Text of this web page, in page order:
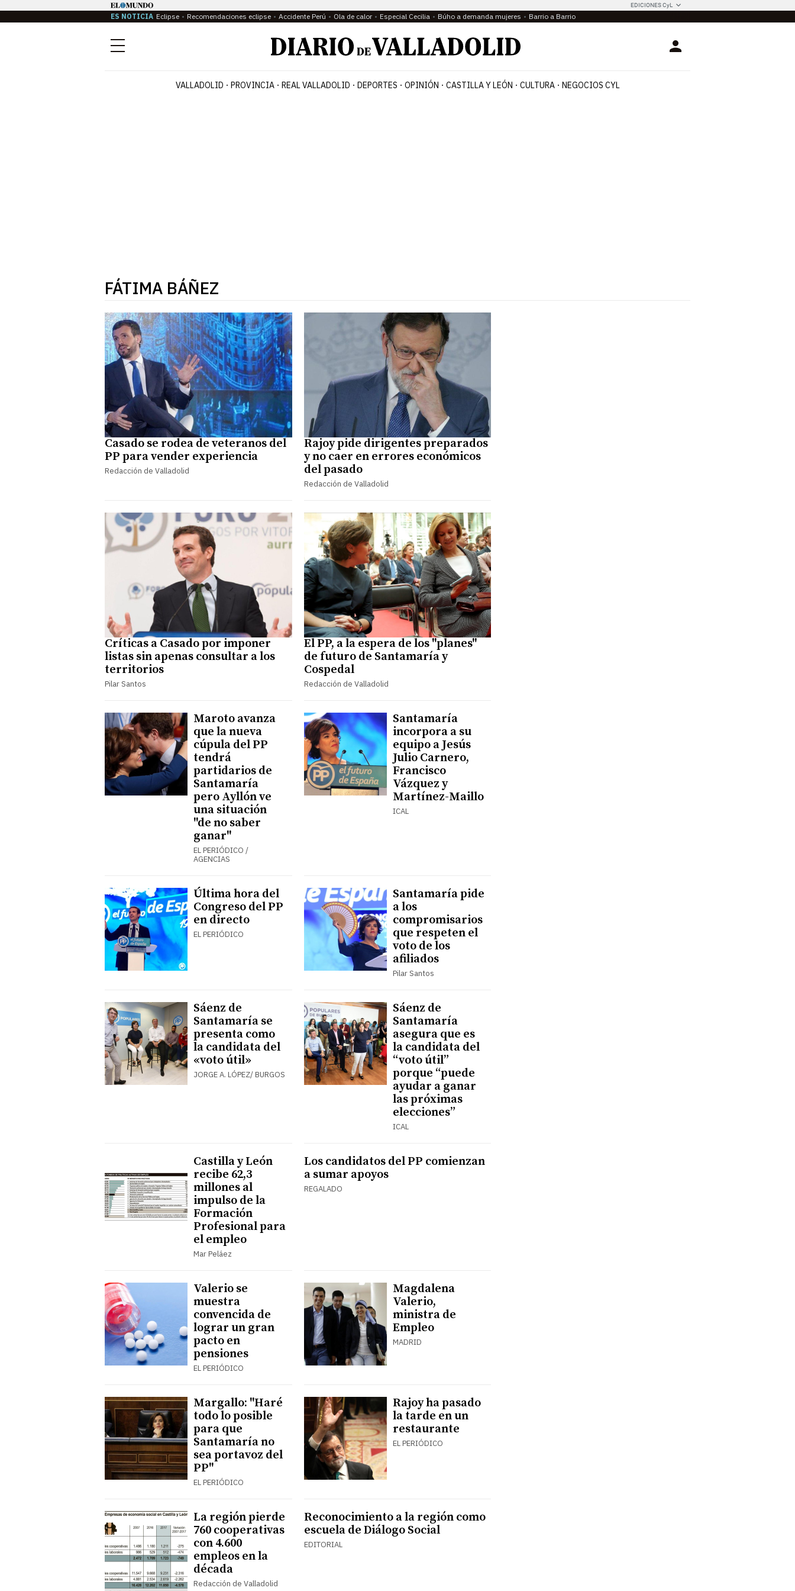
EDICIONES CyL
ES NOTICIA Eclipse Recomendaciones eclipse Accidente Perú Ola de calor Especial Cecilia Búho a demanda mujeres Barrio a Barrio
Menú Login
VALLADOLID PROVINCIA REAL VALLADOLID DEPORTES OPINIÓN CASTILLA Y LEÓN CULTURA NEGOCIOS CYL
FÁTIMA BÁÑEZ
Casado se rodea de veteranos del
PP para vender experiencia
Redacción de Valladolid
Rajoy pide dirigentes preparados
y no caer en errores económicos
del pasado
Redacción de Valladolid
Críticas a Casado por imponer
listas sin apenas consultar a los
territorios
Pilar Santos
El PP, a la espera de los "planes"
de futuro de Santamaría y
Cospedal
Redacción de Valladolid
Maroto avanza
que la nueva
cúpula del PP
tendrá
partidarios de
Santamaría
pero Ayllón ve
una situación
"de no saber
ganar"
EL PERIÓDICO /
AGENCIAS
Santamaría
incorpora a su
equipo a Jesús
Julio Carnero,
Francisco
Vázquez y
Martínez-Maillo
ICAL
Última hora del
Congreso del PP
en directo
EL PERIÓDICO
Santamaría pide
a los
compromisarios
que respeten el
voto de los
afiliados
Pilar Santos
Sáenz de
Santamaría se
presenta como
la candidata del
«voto útil»
JORGE A. LÓPEZ/ BURGOS
Sáenz de
Santamaría
asegura que es
la candidata del
“voto útil”
porque “puede
ayudar a ganar
las próximas
elecciones”
ICAL
Castilla y León
recibe 62,3
millones al
impulso de la
Formación
Profesional para
el empleo
Mar Peláez
Los candidatos del PP comienzan
a sumar apoyos
REGALADO
Valerio se
muestra
convencida de
lograr un gran
pacto en
pensiones
EL PERIÓDICO
Magdalena
Valerio,
ministra de
Empleo
MADRID
Margallo: "Haré
todo lo posible
para que
Santamaría no
sea portavoz del
PP"
EL PERIÓDICO
Rajoy ha pasado
la tarde en un
restaurante
EL PERIÓDICO
La región pierde
760 cooperativas
con 4.600
empleos en la
década
Redacción de Valladolid
Reconocimiento a la región como
escuela de Diálogo Social
EDITORIAL